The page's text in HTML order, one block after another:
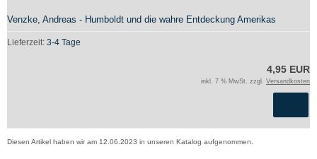
Venzke, Andreas - Humboldt und die wahre Entdeckung Amerikas
Lieferzeit: 3-4 Tage
4,95 EUR
inkl. 7 % MwSt. zzgl. Versandkosten
Diesen Artikel haben wir am 12.06.2023 in unseren Katalog aufgenommen.